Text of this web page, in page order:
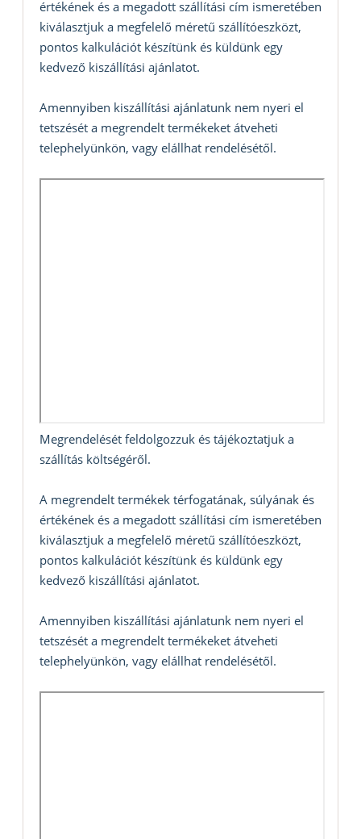
értékének és a megadott szállítási cím ismeretében
kiválasztjuk a megfelelő méretű szállítóeszközt,
pontos kalkulációt készítünk és küldünk egy
kedvező kiszállítási ajánlatot.
Amennyiben kiszállítási ajánlatunk nem nyeri el
tetszését a megrendelt termékeket átveheti
telephelyünkön, vagy elállhat rendelésétől.
Megrendelését feldolgozzuk és tájékoztatjuk a
szállítás költségéről.
A megrendelt termékek térfogatának, súlyának és
értékének és a megadott szállítási cím ismeretében
kiválasztjuk a megfelelő méretű szállítóeszközt,
pontos kalkulációt készítünk és küldünk egy
kedvező kiszállítási ajánlatot.
Amennyiben kiszállítási ajánlatunk nem nyeri el
tetszését a megrendelt termékeket átveheti
telephelyünkön, vagy elállhat rendelésétől.